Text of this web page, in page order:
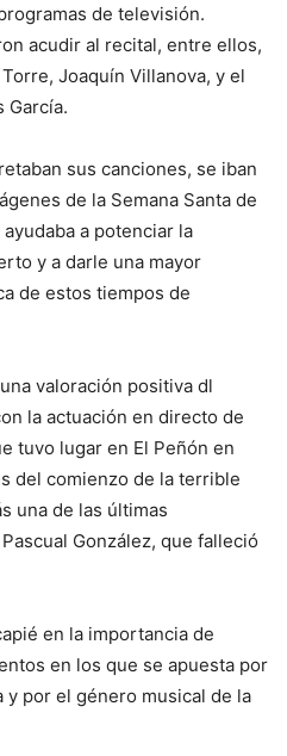
de televisión.
acudir al recital, entre ellos,
Joaquín Villanova, y el
García.
sus canciones, se iban
de la Semana Santa de
a potenciar la
y a darle una mayor
de estos tiempos de
valoración positiva dl
la actuación en directo de
tuvo lugar en El Peñón en
del comienzo de la terrible
una de las últimas
González, que falleció
en la importancia de
en los que se apuesta por
y por el género musical de la